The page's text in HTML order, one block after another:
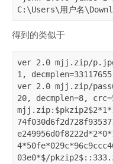
C:\Users\用户名
得到的类似于
ver 2.0 mjj.zip/p.jpg
1,
ver 2.0 mjj.zip/
20, decmplen=8,
03e0*$/